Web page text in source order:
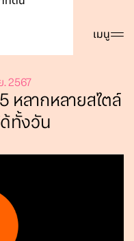
เมนู
. 2567
หลากหลายสไตล์
ทั้งวัน